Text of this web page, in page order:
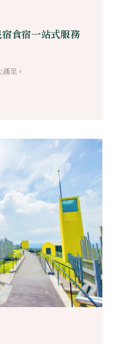
食宿一站式服務
足。